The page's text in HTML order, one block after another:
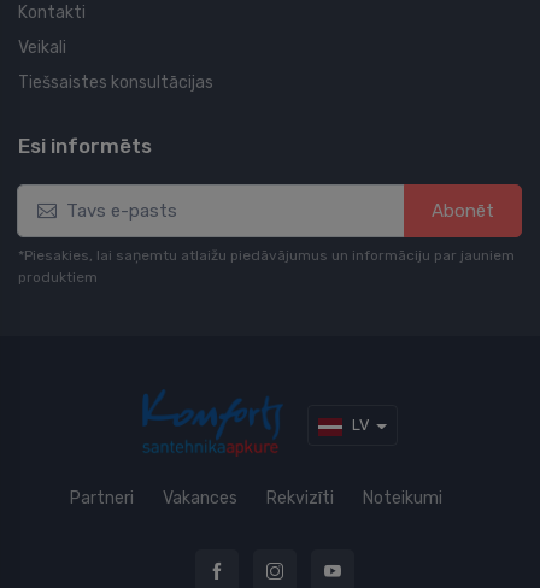
Kontakti
Veikali
Tiešsaistes konsultācijas
Esi informēts
Abonēt
*Piesakies, lai saņemtu atlaižu piedāvājumus un informāciju par jauniem
produktiem
LV
Partneri Vakances Rekvizīti Noteikumi